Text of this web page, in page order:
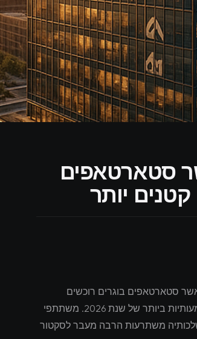
סטארטאפים
יותר
סטארטאפים בוגרים רוכשים
מתחרים קטנים יותר מייצג אחד מההתפתחויות המשמעותיות ביותר של שנת 2026. משתתפי
משתרעות הרבה מעבר לסקטור